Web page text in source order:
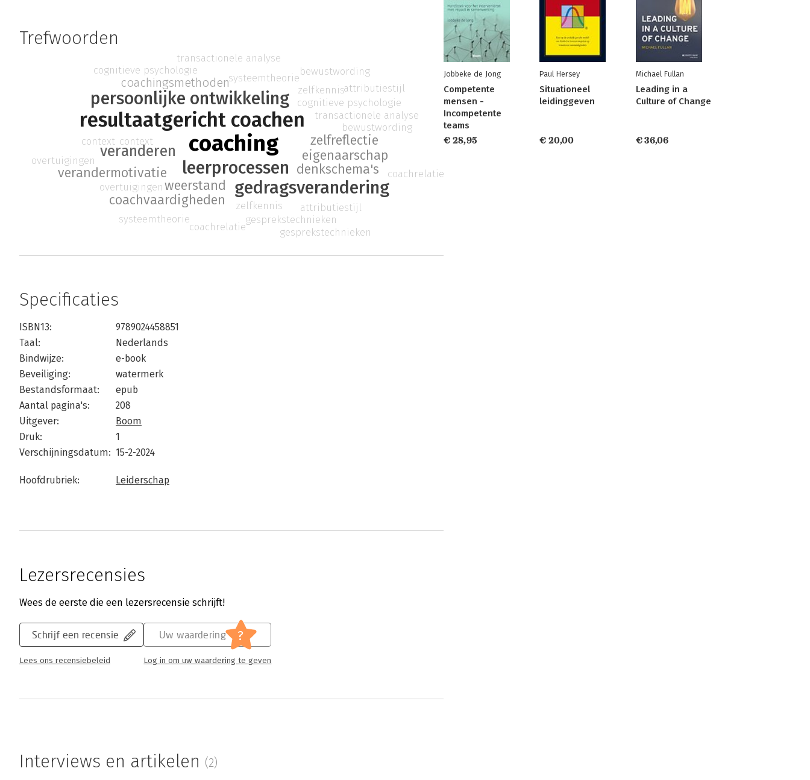
Trefwoorden
coaching
resultaatgericht coachen
leerprocessen
persoonlijke ontwikkeling
gedragsverandering
veranderen
weerstand
zelfreflectie
coachvaardigheden
verandermotivatie
eigenaarschap
denkschema's
coachingsmethoden
context
systeemtheorie
overtuigingen
cognitieve psychologie
transactionele analyse
bewustwording
zelfkennis attributiestijl
gesprekstechnieken
coachrelatie
context
systeemtheorie
overtuigingen
cognitieve psychologie
transactionele analyse
bewustwording
zelfkennisattributiestijl
gesprekstechnieken
coachrelatie
Specificaties
ISBN13:
9789024458851
Taal:
Nederlands
Bindwijze:
e-book
Beveiliging:
watermerk
Bestandsformaat:
epub
Aantal pagina's:
208
Uitgever:
Boom
Druk:
1
Verschijningsdatum: 15-2-2024
Hoofdrubriek: Leiderschap
Lezersrecensies
Wees de eerste die een lezersrecensie schrijft!
Schrijf een recensie
Lees ons recensiebeleid
Uw waardering ?
Log in om uw waardering te geven
Interviews en artikelen (2)
Jobbeke de Jong
Competente
mensen -
Incompetente
teams
€ 28,95
Paul Hersey
Situationeel
leidinggeven
€ 20,00
Michael Fullan
Leading in a
Culture of Change
€ 36,06